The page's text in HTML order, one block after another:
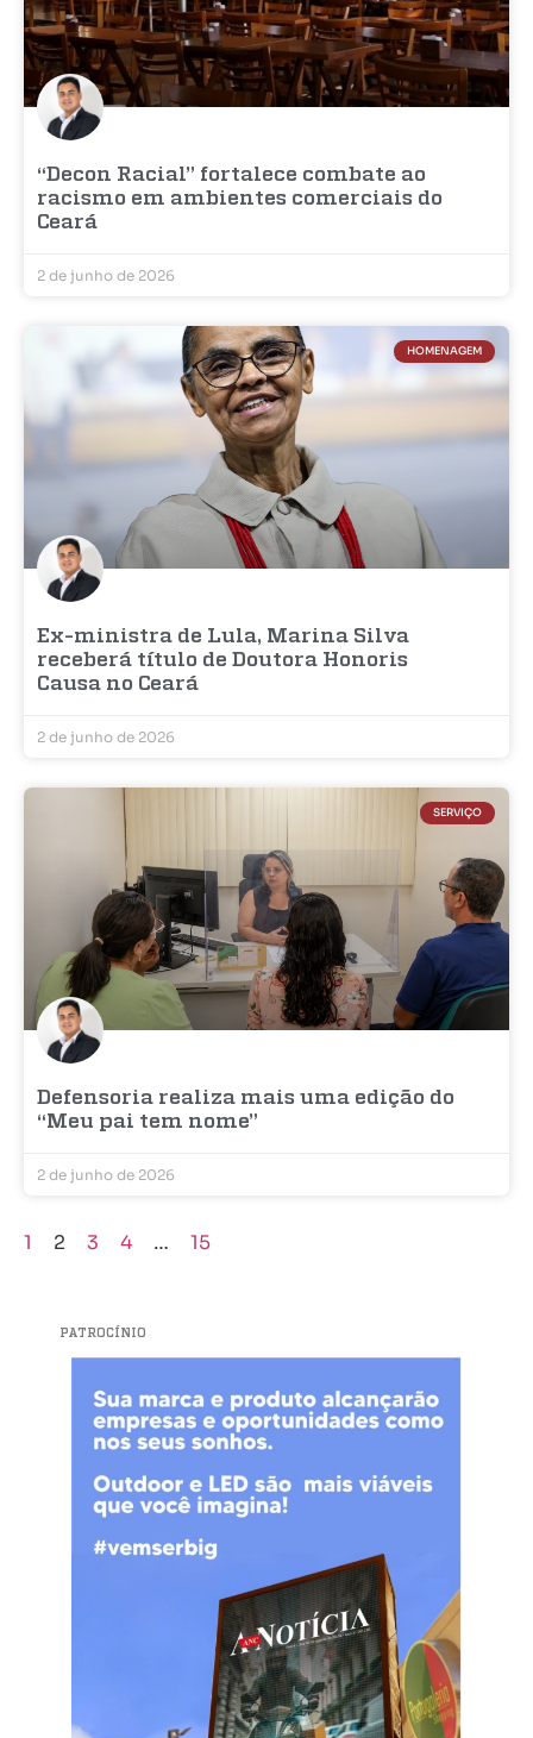
“Decon Racial” fortalece combate ao
racismo em ambientes comerciais do
Ceará
2 de junho de 2026
HOMENAGEM
Ex-ministra de Lula, Marina Silva
receberá título de Doutora Honoris
Causa no Ceará
2 de junho de 2026
SERVIÇO
Defensoria realiza mais uma edição do
“Meu pai tem nome”
2 de junho de 2026
1 2 3 4 … 15
PATROCÍNIO